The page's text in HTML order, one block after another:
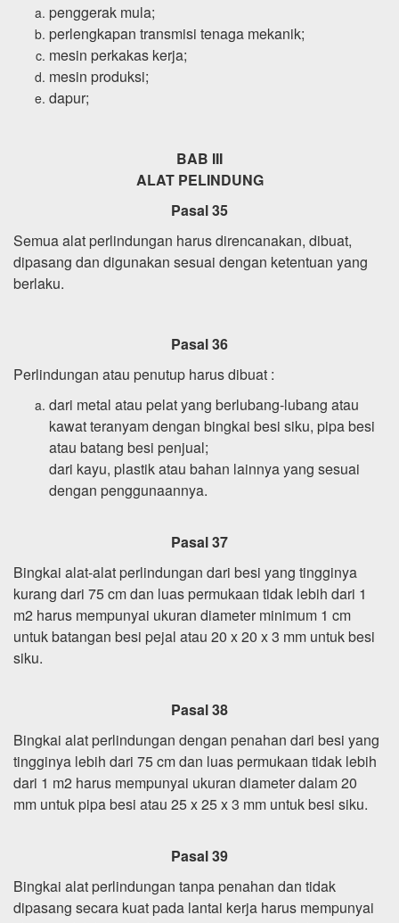
penggerak mula;
perlengkapan transmisi tenaga mekanik;
mesin perkakas kerja;
mesin produksi;
dapur;
BAB III
ALAT PELINDUNG
Pasal 35
Semua alat perlindungan harus direncanakan, dibuat,
dipasang dan digunakan sesuai dengan ketentuan yang
berlaku.
Pasal 36
Perlindungan atau penutup harus dibuat :
dari metal atau pelat yang berlubang-lubang atau
kawat teranyam dengan bingkai besi siku, pipa besi
atau batang besi penjual;
dari kayu, plastik atau bahan lainnya yang sesuai
dengan penggunaannya.
Pasal 37
Bingkai alat-alat perlindungan dari besi yang tingginya
kurang dari 75 cm dan luas permukaan tidak lebih dari 1
m2 harus mempunyai ukuran diameter minimum 1 cm
untuk batangan besi pejal atau 20 x 20 x 3 mm untuk besi
siku.
Pasal 38
Bingkai alat perlindungan dengan penahan dari besi yang
tingginya lebih dari 75 cm dan luas permukaan tidak lebih
dari 1 m2 harus mempunyai ukuran diameter dalam 20
mm untuk pipa besi atau 25 x 25 x 3 mm untuk besi siku.
Pasal 39
Bingkai alat perlindungan tanpa penahan dan tidak
dipasang secara kuat pada lantai kerja harus mempunyai